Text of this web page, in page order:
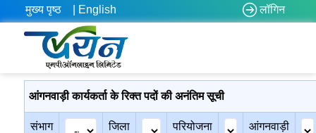
मुख्य पृष्ठ | English लॉगिन
आंगनवाड़ी कार्यकर्ता के रिक्त पदों की अनंतिम सूची
संभाग जिला परियोजना
आंगनवाड़ी